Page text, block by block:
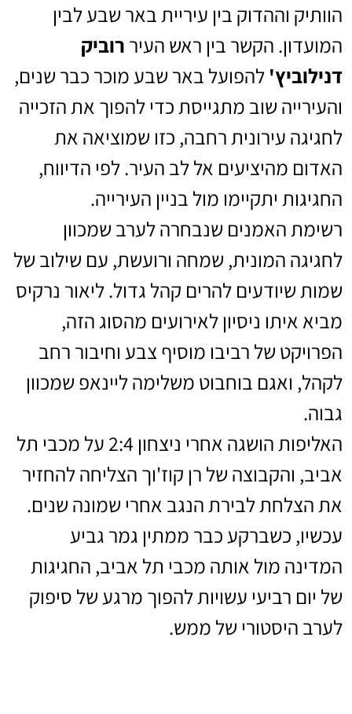
הוותיק וההדוק בין עיריית באר שבע לבין
המועדון. הקשר בין ראש העיר רוביק
דנילוביץ' להפועל באר שבע מוכר כבר שנים,
והעירייה שוב מתגייסת כדי להפוך את הזכייה
לחגיגה עירונית רחבה, כזו שמוציאה את
האדום מהיציעים אל לב העיר. לפי הדיווח,
החגיגות יתקיימו מול בניין העירייה.
רשימת האמנים שנבחרה לערב שמכוון
לחגיגה המונית, שמחה ורועשת, עם שילוב של
שמות שיודעים להרים קהל גדול. ליאור נרקיס
מביא איתו ניסיון לאירועים מהסוג הזה,
הפרויקט של רביבו מוסיף צבע וחיבור רחב
לקהל, ואגם בוחבוט משלימה ליינאפ שמכוון
גבוה.
האליפות הושגה אחרי ניצחון 2:4 על מכבי תל
אביב, והקבוצה של רן קוז'וך הצליחה להחזיר
את הצלחת לבירת הנגב אחרי שמונה שנים.
עכשיו, כשברקע כבר ממתין גמר גביע
המדינה מול אותה מכבי תל אביב, החגיגות
של יום רביעי עשויות להפוך מרגע של סיפוק
לערב היסטורי של ממש.